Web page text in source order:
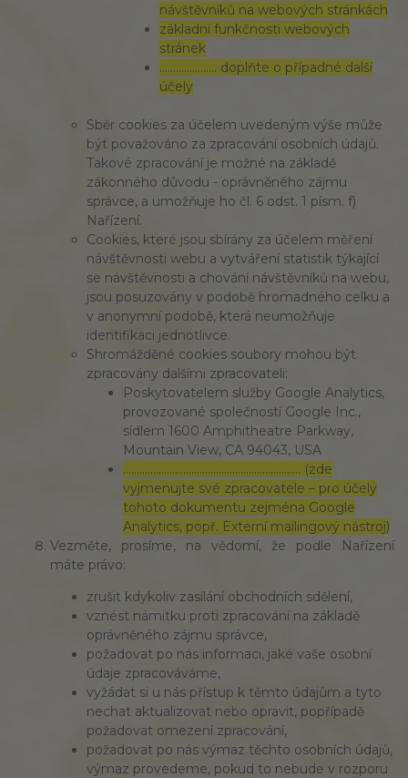
návštěvníků na webových stránkách
základní funkčnosti webových
stránek
………………… doplňte o případné další
účely
Sběr cookies za účelem uvedeným výše může
být považováno za zpracování osobních údajů.
Takové zpracování je možné na základě
zákonného důvodu - oprávněného zájmu
správce, a umožňuje ho čl. 6 odst. 1 písm. f)
Nařízení.
Cookies, které jsou sbírány za účelem měření
návštěvnosti webu a vytváření statistik týkající
se návštěvnosti a chování návštěvníků na webu,
jsou posuzovány v podobě hromadného celku a
v anonymní podobě, která neumožňuje
identifikaci jednotlivce.
Shromážděné cookies soubory mohou být
zpracovány dalšími zpracovateli:
Poskytovatelem služby Google Analytics,
provozované společností Google Inc.,
sídlem 1600 Amphitheatre Parkway,
Mountain View, CA 94043, USA
……………………………………………………..… (zde
vyjmenujte své zpracovatele – pro účely
tohoto dokumentu zejména Google
Analytics, popř. Externí mailingový nástroj)
Vezměte, prosíme, na vědomí, že podle Nařízení
máte právo:
zrušit kdykoliv zasílání obchodních sdělení,
vznést námitku proti zpracování na základě
oprávněného zájmu správce,
požadovat po nás informaci, jaké vaše osobní
údaje zpracováváme,
vyžádat si u nás přístup k těmto údajům a tyto
nechat aktualizovat nebo opravit, popřípadě
požadovat omezení zpracování,
požadovat po nás výmaz těchto osobních údajů,
výmaz provedeme, pokud to nebude v rozporu